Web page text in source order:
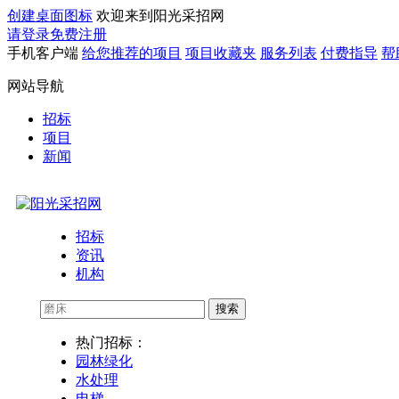
创建桌面图标 欢迎来到阳光采招网
请登录免费注册
手机客户端 给您推荐的项目 项目收藏夹 服务列表 付费指导 帮
网站导航
招标
项目
新闻
招标
资讯
机构
搜索
热门招标：
园林绿化
水处理